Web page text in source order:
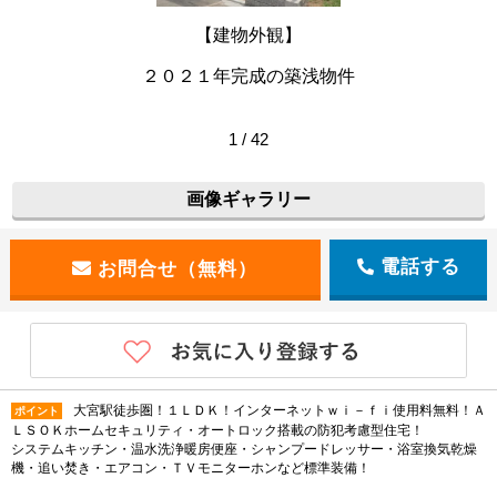
【建物外観】
２０２１年完成の築浅物件
1 / 42
画像ギャラリー
電話する
ポイント
大宮駅徒歩圏！１ＬＤＫ！インターネットｗｉ－ｆｉ使用料無料！Ａ
ＬＳＯＫホームセキュリティ・オートロック搭載の防犯考慮型住宅！
システムキッチン・温水洗浄暖房便座・シャンプードレッサー・浴室換気乾燥
機・追い焚き・エアコン・ＴＶモニターホンなど標準装備！